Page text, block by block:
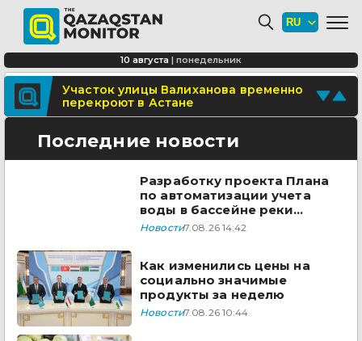
Поделитесь новостью
Отправьте свои новости и события
10 августа | понедельник
Минтранспорта утвердило новые
расценки для проезда по БАКАД
СОР и СОЧ планируют отменить для
учеников начальных классов в
Казахстане
Участок улицы Валиханова временно
перекроют в Астане
Последние новости
Разработку проекта Плана
по автоматизации учета
воды в бассейне реки
Сырдарья одобрили
Новости7.08.26 14:42
Как изменились цены на
социально значимые
продукты за неделю
Новости7.08.26 10:44